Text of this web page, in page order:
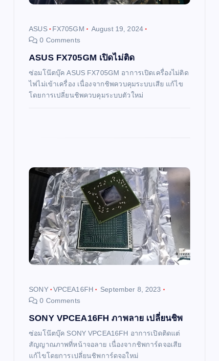
ASUS FX705GM
August 19, 2024
0 Comments
ASUS FX705GM เปิดไม่ติด
ซ่อมโน๊ตบุ๊ค ASUS FX705GM อาการเปิดเครื่องไม่ติด
ไฟไม่เข้าเครื่อง เนื่องจากชิพควบคุมระบบเสีย แก้ไข
โดยการเปลี่ยนชิพควบคุมระบบตัวใหม่
SONY VPCEA16FH
September 8, 2023
0 Comments
SONY VPCEA16FH ภาพลาย เปลี่ยนชิพ
ซ่อมโน๊ตบุ๊ค SONY VPCEA16FH อาการเปิดติดแต่
สัญญาณภาพที่หน้าจอลาย เนื่องจากชิพการ์ดจอเสีย
แก้ไขโดยการเปลี่ยนชิพการ์ดจอใหม่